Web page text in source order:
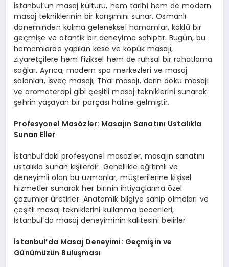
İstanbul’un masaj kültürü, hem tarihi hem de modern
masaj tekniklerinin bir karışımını sunar. Osmanlı
döneminden kalma geleneksel hamamlar, köklü bir
geçmişe ve otantik bir deneyime sahiptir. Bugün, bu
hamamlarda yapılan kese ve köpük masajı,
ziyaretçilere hem fiziksel hem de ruhsal bir rahatlama
sağlar. Ayrıca, modern spa merkezleri ve masaj
salonları, İsveç masajı, Thai masajı, derin doku masajı
ve aromaterapi gibi çeşitli masaj tekniklerini sunarak
şehrin yaşayan bir parçası haline gelmiştir.
Profesyonel Masözler: Masajın Sanatını Ustalıkla
Sunan Eller
İstanbul’daki profesyonel masözler, masajın sanatını
ustalıkla sunan kişilerdir. Genellikle eğitimli ve
deneyimli olan bu uzmanlar, müşterilerine kişisel
hizmetler sunarak her birinin ihtiyaçlarına özel
çözümler üretirler. Anatomik bilgiye sahip olmaları ve
çeşitli masaj tekniklerini kullanma becerileri,
İstanbul’da masaj deneyiminin kalitesini belirler.
İstanbul’da Masaj Deneyimi: Geçmişin ve
Günümüzün Buluşması